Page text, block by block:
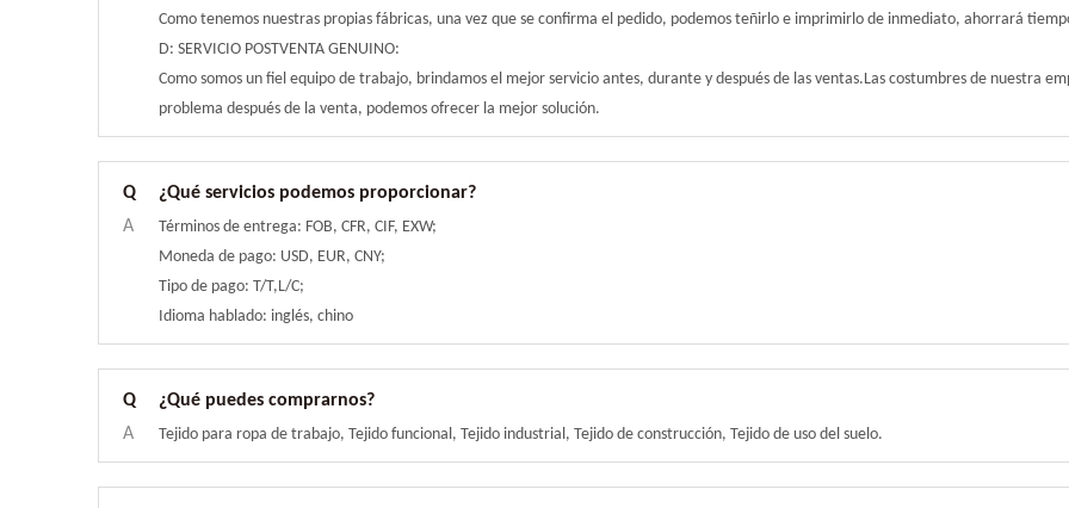
Como tenemos nuestras propias fábricas, una vez que se confirma el pedido, podemos teñirlo e imprimirlo de inmediato, ahorrará
D: SERVICIO POSTVENTA GENUINO:
Como somos un fiel equipo de trabajo, brindamos el mejor servicio antes, durante y después de las ventas.Las costumbres de nuestra
problema después de la venta, podemos ofrecer la mejor solución.
Q
¿Qué servicios podemos proporcionar?
A
Términos de entrega: FOB, CFR, CIF, EXW;
Moneda de pago: USD, EUR, CNY;
Tipo de pago: T/T,L/C;
Idioma hablado: inglés, chino
Q
¿Qué puedes comprarnos?
A
Tejido para ropa de trabajo, Tejido funcional, Tejido industrial, Tejido de construcción, Tejido de uso del suelo.